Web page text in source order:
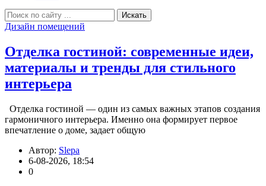
Искать
Дизайн помещений
Отделка гостиной: современные идеи,
материалы и тренды для стильного
интерьера
Отделка гостиной — один из самых важных этапов создания
гармоничного интерьера. Именно она формирует первое
впечатление о доме, задает общую
Автор: Slepa
6-08-2026, 18:54
0